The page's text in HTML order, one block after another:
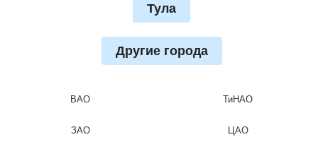
Тула
Другие города
ВАО
ЗАО
ТиНАО
ЦАО